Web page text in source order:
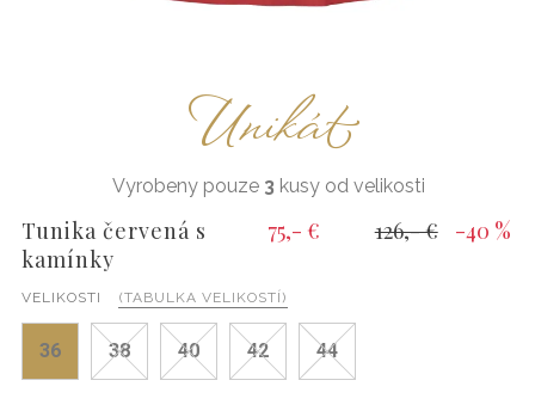
Unikát
Vyrobeny pouze 3 kusy od velikosti
Tunika červená s
kamínky
75,- € 126,- € -40 %
VELIKOSTI (TABULKA VELIKOSTÍ)
36 38 40 42 44